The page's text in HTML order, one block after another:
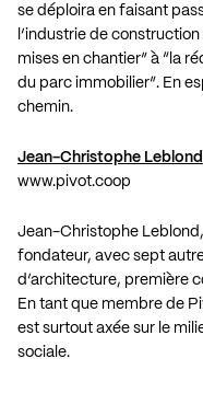
se déploira en faisant
l’industrie de
mises en chantier” à “la
du parc immobilier”. En
chemin.
Jean-Christophe Leblond
www.pivot.coop
Jean-Christophe
fondateur, avec sept
d’architecture, première
En tant que membre de
est surtout axée sur le
sociale.